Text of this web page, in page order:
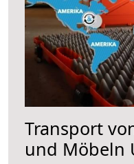
Transport
und Möbeln